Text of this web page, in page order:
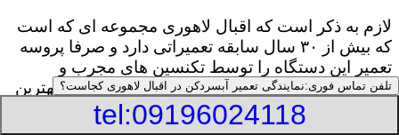
لازم به ذکر است که اقبال لاهوری مجموعه ای که است
که بیش از ۳۰ سال سابقه تعمیراتی دارد و صرفا پروسه
تعمیر این دستگاه را توسط تکنسین های مجرب و
متخصص انجام می دهد تا مشکل دستگاه شما به بهترین
شکل ممکن بر طرف گردد.
تلفن تماس فوری:نمایندگی تعمیر آبسردکن در اقبال لاهوری کجاست؟
tel:09196024118